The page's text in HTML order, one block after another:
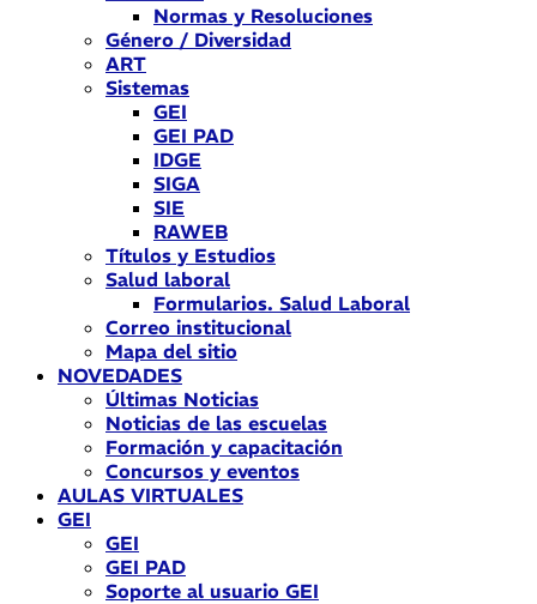
Normas y Resoluciones
Género / Diversidad
ART
Sistemas
GEI
GEI PAD
IDGE
SIGA
SIE
RAWEB
Títulos y Estudios
Salud laboral
Formularios. Salud Laboral
Correo institucional
Mapa del sitio
NOVEDADES
Últimas Noticias
Noticias de las escuelas
Formación y capacitación
Concursos y eventos
AULAS VIRTUALES
GEI
GEI
GEI PAD
Soporte al usuario GEI